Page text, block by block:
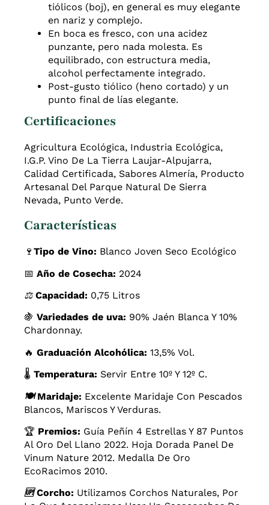
tiólicos (boj), en general es muy elegante
en nariz y complejo.
En boca es fresco, con una acidez
punzante, pero nada molesta. Es
equilibrado, con estructura media,
alcohol perfectamente integrado.
Post-gusto tiólico (heno cortado) y un
punto final de lías elegante.
Certificaciones
Agricultura Ecológica, Industria Ecológica,
I.G.P. Vino De La Tierra Laujar-Alpujarra,
Calidad Certificada, Sabores Almería, Producto
Artesanal Del Parque Natural De Sierra
Nevada, Punto Verde.
Características
🍷 Tipo de Vino: Blanco Joven Seco Ecológico
📅 Año de Cosecha: 2024
⚖️Capacidad: 0,75 Litros
🍇 Variedades de uva: 90% Jaén Blanca Y 10%
Chardonnay.
🔥 Graduación Alcohólica: 13,5% Vol.
🌡️ Temperatura: Servir Entre 10º Y 12º C.
🍽️Maridaje: Excelente Maridaje Con Pescados
Blancos, Mariscos Y Verduras.
🏆 Premios: Guía Peñín 4 Estrellas Y 87 Puntos
Al Oro Del Llano 2022. Hoja Dorada Panel De
Vinum Nature 2012. Medalla De Oro
EcoRacimos 2010.
🆙Corcho: Utilizamos Corchos Naturales, Por